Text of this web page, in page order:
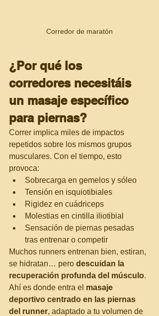
Corredor de maratón
¿Por qué los
corredores necesitáis
un masaje específico
para piernas?
Correr implica miles de impactos
repetidos sobre los mismos grupos
musculares. Con el tiempo, esto
provoca:
Sobrecarga en gemelos y sóleo
Tensión en isquiotibiales
Rigidez en cuádriceps
Molestias en cintilla iliotibial
Sensación de piernas pesadas
tras entrenar o competir
Muchos runners entrenan bien, estiran,
se hidratan… pero descuidan la
recuperación profunda del músculo.
Ahí es donde entra el masaje
deportivo centrado en las piernas
del runner, adaptado a tu volumen de